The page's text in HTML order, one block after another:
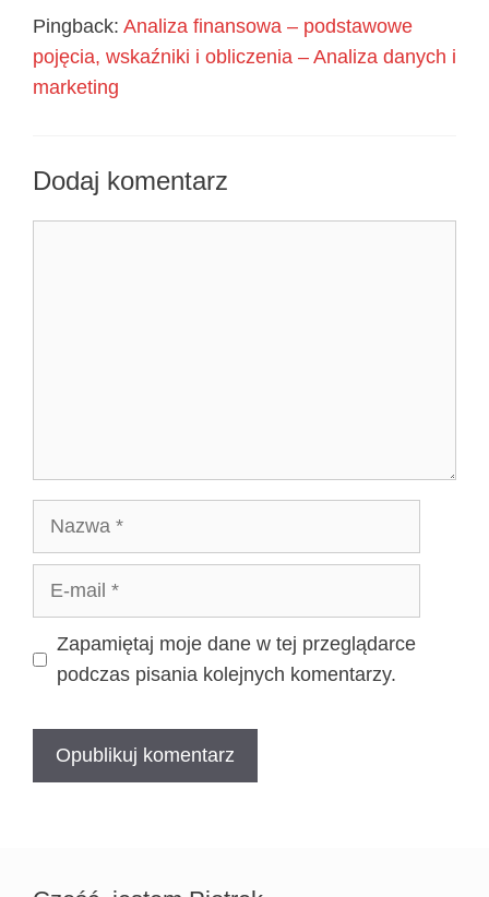
Pingback: Analiza finansowa – podstawowe
pojęcia, wskaźniki i obliczenia – Analiza danych i
marketing
Dodaj komentarz
Nazwa
Zapamiętaj moje dane w tej przeglądarce
podczas pisania kolejnych komentarzy.